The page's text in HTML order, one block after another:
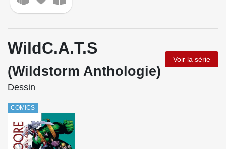
WildC.A.T.S
(Wildstorm Anthologie)
Voir la série
Dessin
COMICS